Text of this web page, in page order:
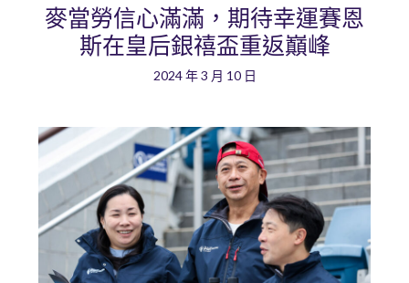
麥當勞信心滿滿，期待幸運賽恩
斯在皇后銀禧盃重返巔峰
2024 年 3 月 10 日